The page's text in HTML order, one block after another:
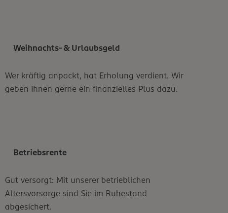
Weihnachts- & Urlaubsgeld
Wer kräftig anpackt, hat Erholung verdient. Wir
geben Ihnen gerne ein finanzielles Plus dazu.
Betriebsrente
Gut versorgt: Mit unserer betrieblichen
Altersvorsorge sind Sie im Ruhestand
abgesichert.